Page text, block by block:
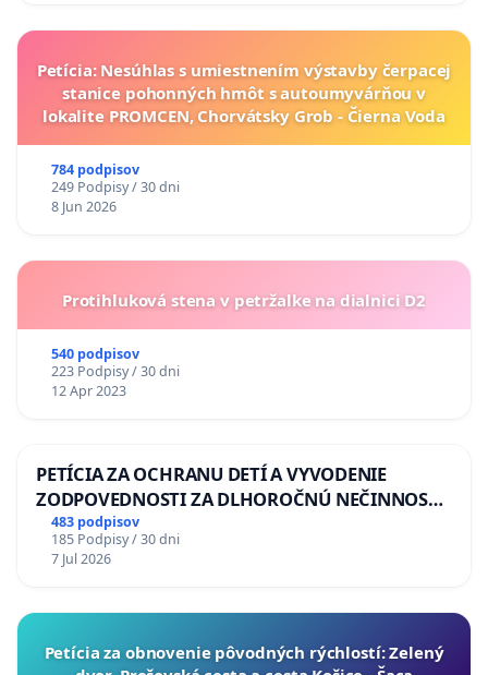
Petícia: Nesúhlas s umiestnením výstavby čerpacej
stanice pohonných hmôt s autoumyvárňou v
lokalite PROMCEN, Chorvátsky Grob - Čierna Voda
784 podpisov
249 Podpisy / 30 dni
8 Jun 2026
Protihluková stena v petržalke na dialnici D2
540 podpisov
223 Podpisy / 30 dni
12 Apr 2023
PETÍCIA ZA OCHRANU DETÍ A VYVODENIE
ZODPOVEDNOSTI ZA DLHOROČNÚ NEČINNOSŤ
A ZLYHANIE ŠTÁTU
483 podpisov
185 Podpisy / 30 dni
7 Jul 2026
​Petícia za obnovenie pôvodných rýchlostí: Zelený